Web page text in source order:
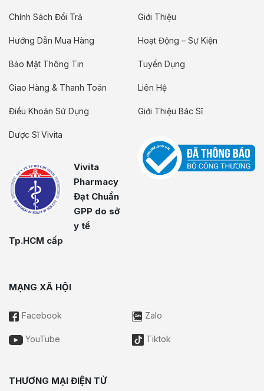
Chính Sách Đổi Trả
Hướng Dẫn Mua Hàng
Bảo Mật Thông Tin
Giao Hàng & Thanh Toán
Điều Khoản Sử Dụng
Dược Sĩ Vivita
Vivita
Pharmacy
Đạt Chuẩn
GPP do sở
y tế
Tp.HCM cấp
Giới Thiệu
Hoạt Động – Sự Kiện
Tuyển Dụng
Liên Hệ
Giới Thiệu Bác Sĩ
MẠNG XÃ HỘI
Facebook Zalo
YouTube Tiktok
THƯƠNG MẠI ĐIỆN TỬ